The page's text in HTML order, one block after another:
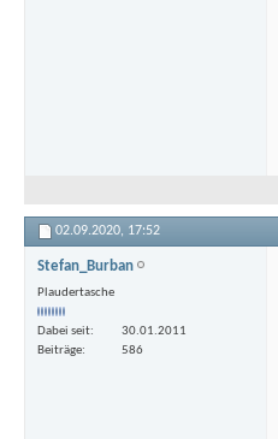
02.09.2020, 17:52
Stefan_Burban
Plaudertasche
Dabei seit
30.01.2011
Beiträge
586